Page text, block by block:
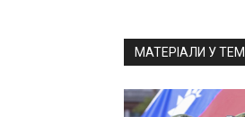
МАТЕРІАЛИ У